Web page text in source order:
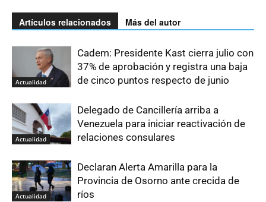
Artículos relacionados Más del autor
Actualidad
Cadem: Presidente Kast cierra julio con
37% de aprobación y registra una baja
de cinco puntos respecto de junio
Actualidad
Delegado de Cancillería arriba a
Venezuela para iniciar reactivación de
relaciones consulares
Actualidad
Declaran Alerta Amarilla para la
Provincia de Osorno ante crecida de
ríos